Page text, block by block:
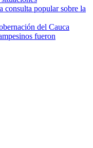
consulta popular sobre la
del Cauca
fueron